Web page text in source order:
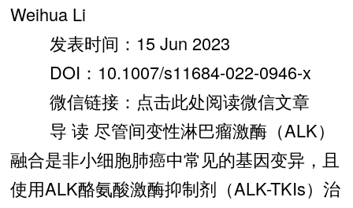
Weihua Li
发表时间：15 Jun 2023
DOI：10.1007/s11684-022-0946-x
微信链接：点击此处阅读微信文章
导 读 尽管间变性淋巴瘤激酶（ALK）
融合是非小细胞肺癌中常见的基因变异，且
使用ALK酪氨酸激酶抑制剂（ALK-TKIs）治